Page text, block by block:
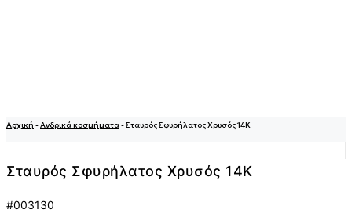
Αρχική -Ανδρικά κοσμήματα-Σταυρός Σφυρήλατος Χρυσός 14Κ
Σταυρός Σφυρήλατος Χρυσός 14Κ
#003130